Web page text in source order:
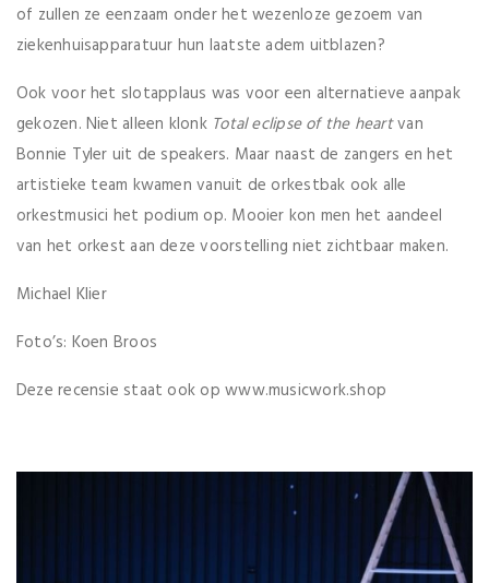
of zullen ze eenzaam onder het wezenloze gezoem van
ziekenhuisapparatuur hun laatste adem uitblazen?
Ook voor het slotapplaus was voor een alternatieve aanpak
gekozen. Niet alleen klonk Total eclipse of the heartvan
Bonnie Tyler uit de speakers. Maar naast de zangers en het
artistieke team kwamen vanuit de orkestbak ook alle
orkestmusici het podium op. Mooier kon men het aandeel
van het orkest aan deze voorstelling niet zichtbaar maken.
Michael Klier
Foto’s: Koen Broos
Deze recensie staat ook op www.musicwork.shop